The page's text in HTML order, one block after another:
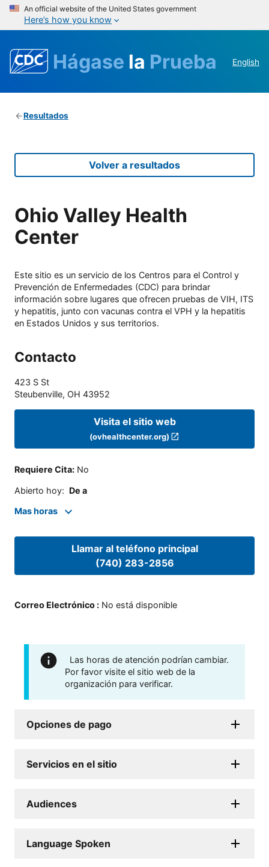
An official website of the United States government
Here’s how you know
Hágase la Prueba English
Resultados
Volver a resultados
Ohio Valley Health
Center
Este sitio es un servicio de los Centros para el Control y
Prevención de Enfermedades (CDC) para brindar
información sobre lugares que ofrecen pruebas de VIH, ITS
y hepatitis, junto con vacunas contra el VPH y la hepatitis
en Estados Unidos y sus territorios.
Contacto
423 S St
Steubenville, OH 43952
Visita el sitio web
(ovhealthcenter.org)
Requiere Cita: No
Abierto hoy: De a
Mas horas
Llamar al teléfono principal
(740) 283-2856
Correo Electrónico : No está disponible
Las horas de atención podrían cambiar.
Por favor visite el sitio web de la
organización para verificar.
Opciones de pago
Servicios en el sitio
Audiences
Language Spoken